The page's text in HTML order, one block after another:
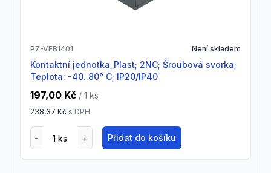
PZ-VFB1401 Není skladem
Kontaktní jednotka_Plast; 2NC; Šroubová svorka;
Teplota: -40..80° C; IP20/IP40
197,00 Kč / 1 ks
238,37 Kč s DPH
Přidat do košíku